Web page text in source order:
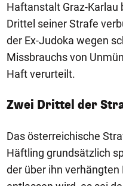
Haftanstalt Graz-Karlau
Drittel seiner Strafe
der Ex-Judoka wegen
Missbrauchs von
Haft verurteilt.
Zwei Drittel der
Das österreichische
Häftling grundsätzlich
der über ihn